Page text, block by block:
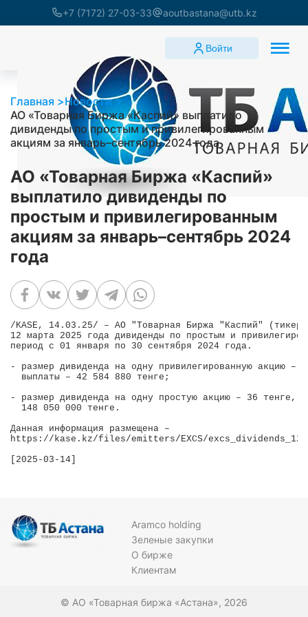
+7 (7172) 27-03-33 aoutbastana@utb.kz
Войти
Главная
Новости
АО «Товарная Биржа «Каспий» выплатило
дивиденды по простым и привилегированным
акциям за январь–сентябрь 2024 года
АО «Товарная Биржа «Каспий»
выплатило дивиденды по
простым и привилегированным
акциям за январь–сентябрь 2024
года
/KASE, 14.03.25/ – АО "Товарная Биржа "Каспий" (тикер
12 марта 2025 года дивиденды по простым и
период с 01 января по 30 сентября 2024 года.
- размер дивиденда на одну привилегированную акцию
  выплаты – 42 584 880 тенге;
- размер дивиденда на одну простую акцию – 36 тенге,
  148 050 000 тенге.
Данная информация размещена –
https://kase.kz/files/emitters/EXCS/
Aramco holding
Зеленые закупки
О бирже
Клиентам
© АО «Товарная биржа «Астана», 2026